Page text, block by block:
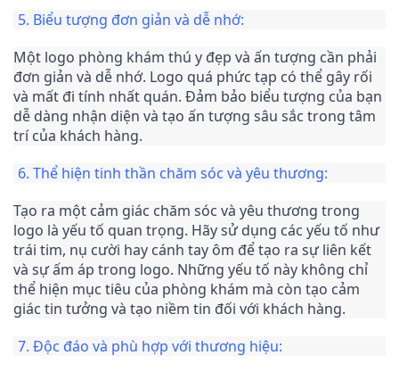
5. Biểu tượng đơn giản và dễ nhớ:
Một logo phòng khám thú y đẹp và ấn tượng cần phải
đơn giản và dễ nhớ. Logo quá phức tạp có thể gây rối
và mất đi tính nhất quán. Đảm bảo biểu tượng của bạn
dễ dàng nhận diện và tạo ấn tượng sâu sắc trong tâm
trí của khách hàng.
6. Thể hiện tinh thần chăm sóc và yêu thương:
Tạo ra một cảm giác chăm sóc và yêu thương trong
logo là yếu tố quan trọng. Hãy sử dụng các yếu tố như
trái tim, nụ cười hay cánh tay ôm để tạo ra sự liên kết
và sự ấm áp trong logo. Những yếu tố này không chỉ
thể hiện mục tiêu của phòng khám mà còn tạo cảm
giác tin tưởng và tạo niềm tin đối với khách hàng.
7. Độc đáo và phù hợp với thương hiệu: